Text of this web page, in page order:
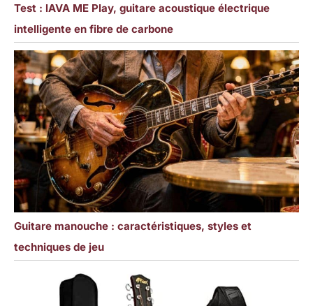
Test : lAVA ME Play, guitare acoustique électrique
intelligente en fibre de carbone
Guitare manouche : caractéristiques, styles et
techniques de jeu